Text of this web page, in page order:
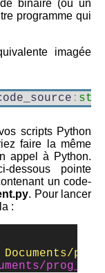
binaire (ou un
programme qui
imagée
: str
scripts Python
faire la même
appel à Python.
dessous pointe
un code-
. Pour lancer
: